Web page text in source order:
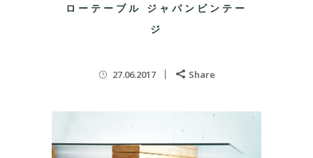
ローテーブル ジャパンビンテー
ジ
27.06.2017 Share